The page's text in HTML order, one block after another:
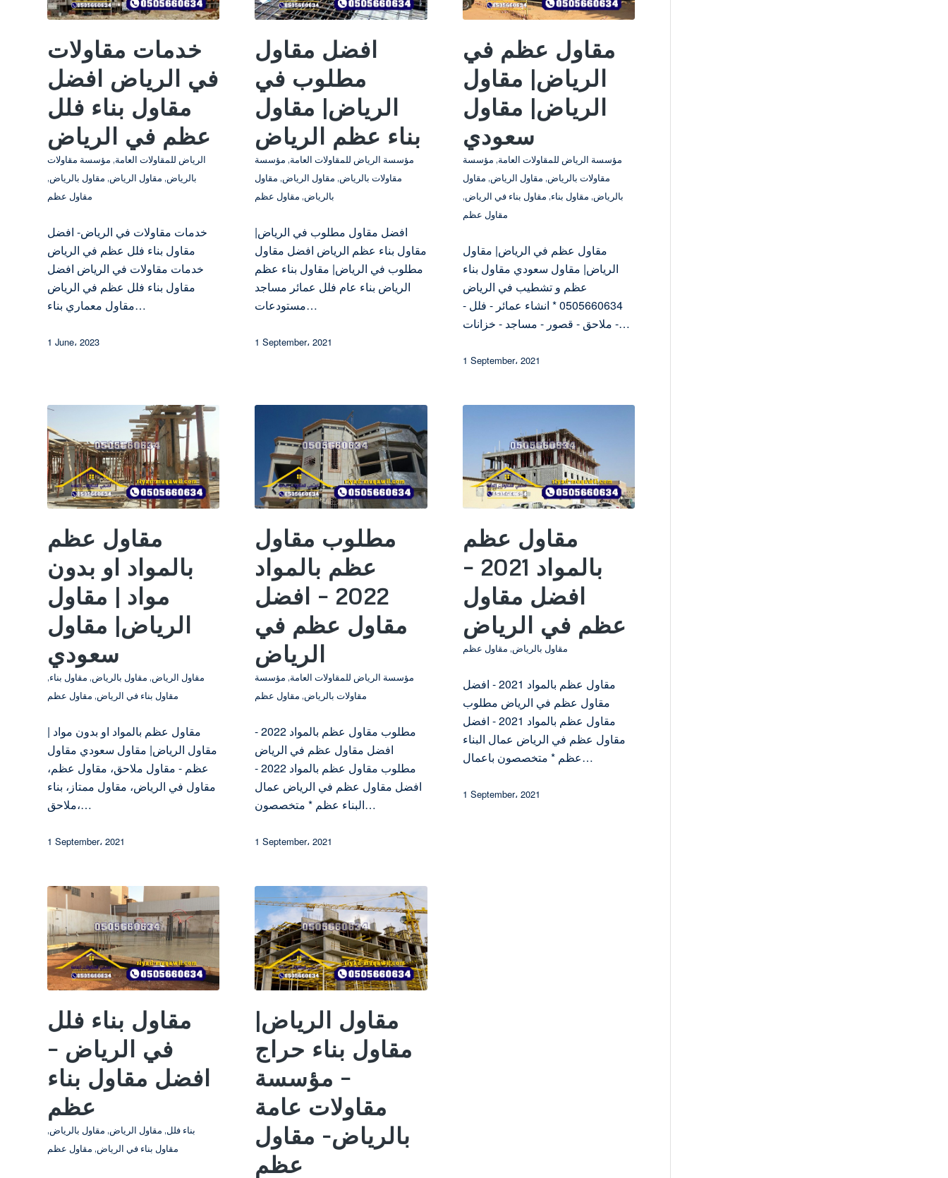
خدمات مقاولات
في الرياض افضل
مقاول بناء فلل
عظم في الرياض
الرياض للمقاولات العامة, مؤسسة مقاولات
بالرياض, مقاول الرياض, مقاول بالرياض,
مقاول عظم
خدمات مقاولات في الرياض- افضل
مقاول بناء فلل عظم في الرياض
خدمات مقاولات في الرياض افضل
مقاول بناء فلل عظم في الرياض
مقاول معماري بناء…
1 June، 2023
افضل مقاول
مطلوب في
الرياض| مقاول
بناء عظم الرياض
مؤسسة الرياض للمقاولات العامة, مؤسسة
مقاولات بالرياض, مقاول الرياض, مقاول
بالرياض, مقاول عظم
افضل مقاول مطلوب في الرياض|
مقاول بناء عظم الرياض افضل مقاول
مطلوب في الرياض| مقاول بناء عظم
الرياض بناء عام فلل عمائر مساجد
مستودعات…
1 September، 2021
مقاول عظم في
الرياض| مقاول
الرياض| مقاول
سعودي
مؤسسة الرياض للمقاولات العامة, مؤسسة
مقاولات بالرياض, مقاول الرياض, مقاول
بالرياض, مقاول بناء, مقاول بناء في الرياض,
مقاول عظم
مقاول عظم في الرياض| مقاول
الرياض| مقاول سعودي مقاول بناء
عظم و تشطيب في الرياض
0505660634 * انشاء عمائر - فلل -
ملاحق - قصور - مساجد - خزانات -…
1 September، 2021
مقاول عظم
بالمواد او بدون
مواد | مقاول
الرياض| مقاول
سعودي
مقاول الرياض, مقاول بالرياض, مقاول بناء,
مقاول بناء في الرياض, مقاول عظم
مقاول عظم بالمواد او بدون مواد |
مقاول الرياض| مقاول سعودي مقاول
عظم - مقاول ملاحق، مقاول عظم،
مقاول في الرياض، مقاول ممتاز، بناء
ملاحق،…
1 September، 2021
مطلوب مقاول
عظم بالمواد
2022 – افضل
مقاول عظم في
الرياض
مؤسسة الرياض للمقاولات العامة, مؤسسة
مقاولات بالرياض, مقاول عظم
مطلوب مقاول عظم بالمواد 2022 -
افضل مقاول عظم في الرياض
مطلوب مقاول عظم بالمواد 2022 -
افضل مقاول عظم في الرياض عمال
البناء عظم * متخصصون…
1 September، 2021
مقاول عظم
بالمواد 2021 –
افضل مقاول
عظم في الرياض
مقاول بالرياض, مقاول عظم
مقاول عظم بالمواد 2021 - افضل
مقاول عظم في الرياض مطلوب
مقاول عظم بالمواد 2021 - افضل
مقاول عظم في الرياض عمال البناء
عظم * متخصصون باعمال…
1 September، 2021
مقاول بناء فلل
في الرياض –
افضل مقاول بناء
عظم
بناء فلل, مقاول الرياض, مقاول بالرياض,
مقاول بناء في الرياض, مقاول عظم
مقاول الرياض|
مقاول بناء حراج
– مؤسسة
مقاولات عامة
بالرياض- مقاول
عظم